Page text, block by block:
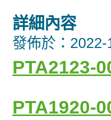
詳細內容
發佈於：
PTA2123-
PTA1920-